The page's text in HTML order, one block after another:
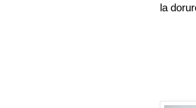
la